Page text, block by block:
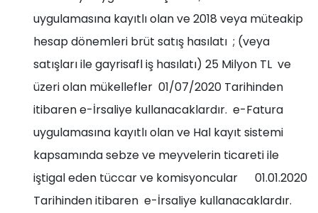
uygulamasına kayıtlı olan ve 2018 veya müteakip
hesap dönemleri brüt satış hasılatı ; (veya
satışları ile gayrisafl iş hasılatı) 25 Milyon TL ve
üzeri olan mükellefler 01/07/2020 Tarihinden
itibaren e-İrsaliye kullanacaklardır. e-Fatura
uygulamasına kayıtlı olan ve Hal kayıt sistemi
kapsamında sebze ve meyvelerin ticareti ile
iştigal eden tüccar ve komisyoncular 01.01.2020
Tarihinden itibaren e-İrsaliye kullanacaklardır.